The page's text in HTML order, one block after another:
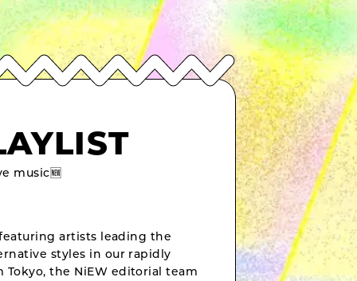
music🆕
artists leading the
styles in our rapidly
the NiEW editorial team